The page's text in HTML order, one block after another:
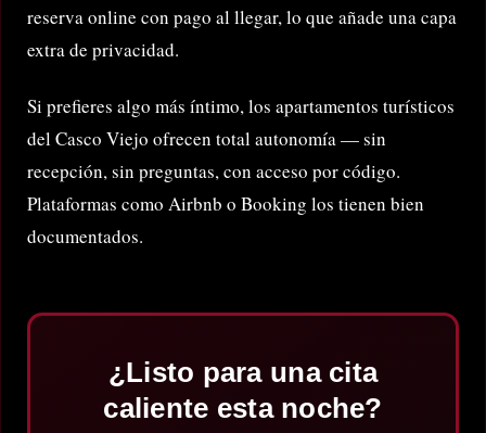
reserva online con pago al llegar, lo que añade una capa
extra de privacidad.
Si prefieres algo más íntimo, los apartamentos turísticos
del Casco Viejo ofrecen total autonomía — sin
recepción, sin preguntas, con acceso por código.
Plataformas como Airbnb o Booking los tienen bien
documentados.
¿Listo para una cita
caliente esta noche?